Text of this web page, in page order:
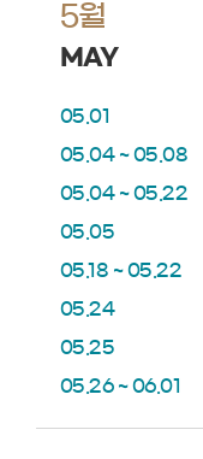
5월
MAY
05.01
05.04 ~ 05.08
05.04 ~ 05.22
05.05
05.18 ~ 05.22
05.24
05.25
05.26 ~ 06.01